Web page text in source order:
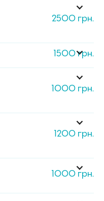
2500 грн.
1500 грн.
1000 грн.
1200 грн.
1000 грн.